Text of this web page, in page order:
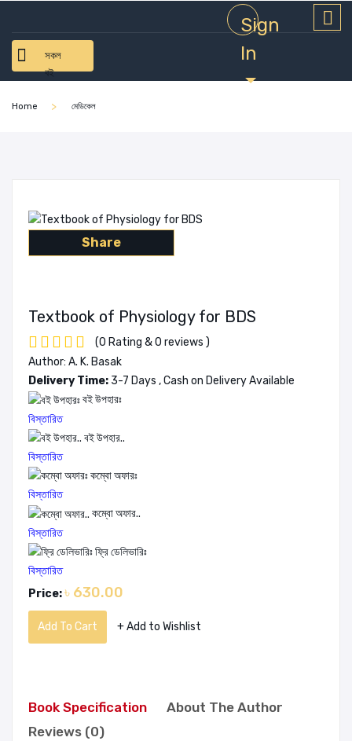
Sign
In
সকল
বই
Home মেডিকেল
Share
Textbook of Physiology for BDS
(0 Rating & 0 reviews )
Author: A. K. Basak
Delivery Time: 3-7 Days , Cash on Delivery Available
বই উপহারঃ
বিস্তারিত
বই উপহার..
বিস্তারিত
কম্বো অফারঃ
বিস্তারিত
কম্বো অফার..
বিস্তারিত
ফ্রি ডেলিভারিঃ
বিস্তারিত
Price:৳ 630.00
Add To Cart + Add to Wishlist
Book Specification
About The Author
Reviews (0)